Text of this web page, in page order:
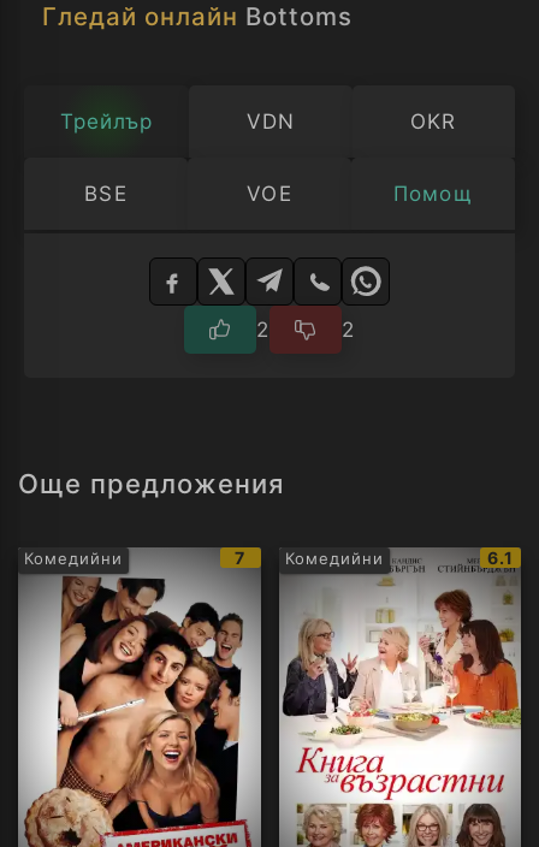
Гледай онлайн Bottoms
Трейлър VDN OKR
BSE VOE Помощ
Изберете
2 2
Още предложения
Комедийни
IMDb
рейтинг:
7 Комедийни
IMDb
6.1